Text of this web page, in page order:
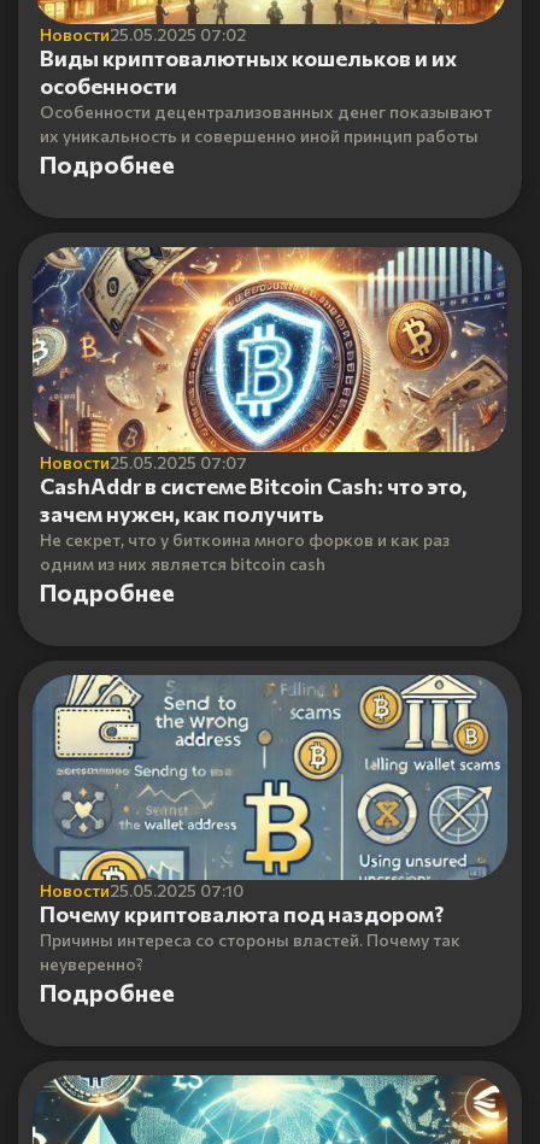
Новости25.05.2025 07:02
Виды криптовалютных кошельков и их
особенности
Особенности децентрализованных денег показывают
их уникальность и совершенно иной принцип работы
Подробнее
Новости25.05.2025 07:07
CashAddr в системе Bitcoin Cash: что это,
зачем нужен, как получить
Не секрет, что у биткоина много форков и как раз
одним из них является bitcoin cash
Подробнее
Новости25.05.2025 07:10
Почему криптовалюта под наздором?
Причины интереса со стороны властей. Почему так
неуверенно?
Подробнее